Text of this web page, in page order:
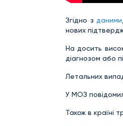
Згідно з даними
нових
На досить
діагнозом або
Летальних
У МОЗ
Також в країні